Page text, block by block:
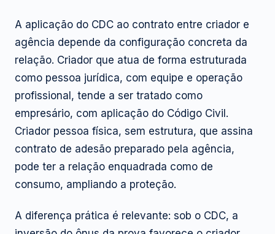
A aplicação do CDC ao contrato entre criador e
agência depende da configuração concreta da
relação. Criador que atua de forma estruturada
como pessoa jurídica, com equipe e operação
profissional, tende a ser tratado como
empresário, com aplicação do Código Civil.
Criador pessoa física, sem estrutura, que assina
contrato de adesão preparado pela agência,
pode ter a relação enquadrada como de
consumo, ampliando a proteção.
A diferença prática é relevante: sob o CDC, a